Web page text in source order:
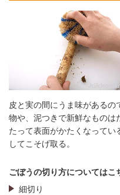
皮と実の間にうま味がある
物や、泥つきで新鮮なものは
たって表面がかたくなってい
してこそげ取る。
ごぼうの切り方についてはこ
細切り